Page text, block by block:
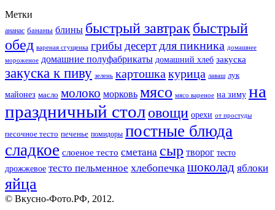
Метки
ананас бананы блины быстрый завтрак быстрый
обед вареная сгущенка грибы десерт для пикника домашнее
мороженое домашние полуфабрикаты домашний хлеб закуска
закуска к пиву зелень картошка курица лаваш лук
майонез масло молоко морковь мясо мясо вареное на зиму на
праздничный столовощи орехи от простуды
песочное тесто печенье помидоры постные блюда
сладкое слоеное тесто сметана сыр творог тесто
дрожжевое тесто пельменное хлебопечка шоколад яблоки
яйца
© Вкусно-Фото.РФ, 2012.